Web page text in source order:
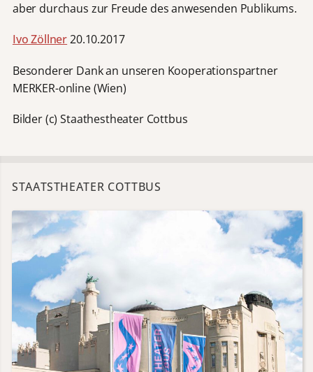
aber durchaus zur Freude des anwesenden Publikums.
Ivo Zöllner20.10.2017
Besonderer Dank an unseren Kooperationspartner
MERKER-online (Wien)
Bilder (c) Staathestheater Cottbus
STAATSTHEATER COTTBUS